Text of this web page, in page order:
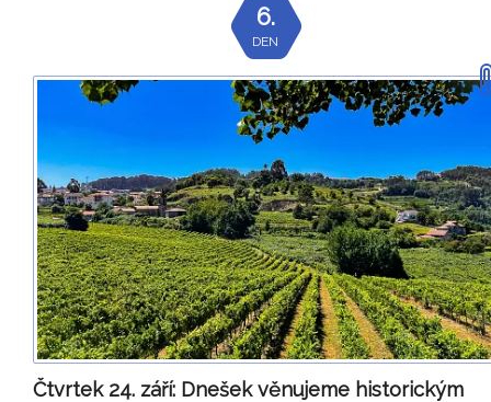
6.
DEN
Čtvrtek 24. září: Dnešek věnujeme historickým